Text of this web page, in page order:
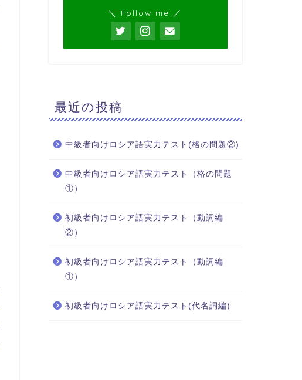
＼ Follow me ／
最近の投稿
中級者向けロシア語実力テスト(格の問題②)
中級者向けロシア語実力テスト（格の問題
①）
初級者向けロシア語実力テスト（動詞編
②）
初級者向けロシア語実力テスト（動詞編
①）
初級者向けロシア語実力テスト(代名詞編)